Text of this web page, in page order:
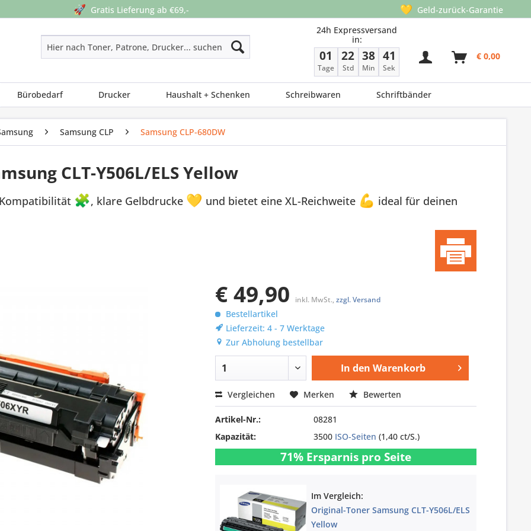
🚀 Gratis Lieferung ab €69,- 💛 Geld-zurück-Garantie
24h Expressversand
in:
01
Tage
22
Std
38
Min
41
Sek
€ 0,00
Bürobedarf Drucker Haushalt + Schenken Schreibwaren Schriftbänder
Samsung CLP Samsung CLP-680DW
CLT-Y506L/ELS Yellow
🧩, klare Gelbdrucke 💛 und bietet eine XL-Reichweite 💪 ideal für deinen
€ 49,90 inkl. MwSt.,zzgl. Versand
Bestellartikel
Lieferzeit: 4 - 7 Werktage
Zur Abholung bestellbar
In den Warenkorb
Vergleichen Merken Bewerten
Artikel-Nr.:
08281
Kapazität:
3500 ISO-Seiten (1,40 ct/S.)
71% Ersparnis pro Seite
Im Vergleich:
Original-Toner Samsung CLT-Y506L/ELS
Yellow